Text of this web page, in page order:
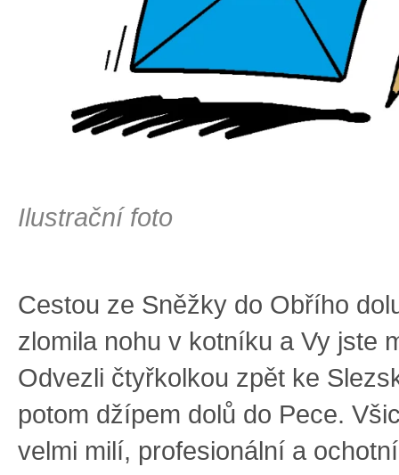
Ilustrační foto
Cestou ze Sněžky do Obřího
zlomila nohu v kotníku a Vy jste
Odvezli čtyřkolkou zpět ke
potom džípem dolů do Pece.
velmi milí, profesionální a